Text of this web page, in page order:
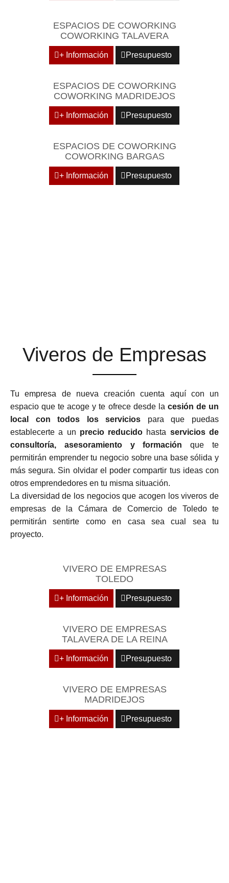
ESPACIOS DE COWORKING
COWORKING TALAVERA
+ Información Presupuesto
ESPACIOS DE COWORKING
COWORKING MADRIDEJOS
+ Información Presupuesto
ESPACIOS DE COWORKING
COWORKING BARGAS
+ Información Presupuesto
Viveros de Empresas
Tu empresa de nueva creación cuenta aquí con un
espacio que te acoge y te ofrece desde la cesión de un
local con todos los servicios para que puedas
establecerte a un precio reducido hasta servicios de
consultoría, asesoramiento y formación que te
permitirán emprender tu negocio sobre una base sólida y
más segura. Sin olvidar el poder compartir tus ideas con
otros emprendedores en tu misma situación.
La diversidad de los negocios que acogen los viveros de
empresas de la Cámara de Comercio de Toledo te
permitirán sentirte como en casa sea cual sea tu
proyecto.
VIVERO DE EMPRESAS
TOLEDO
+ Información Presupuesto
VIVERO DE EMPRESAS
TALAVERA DE LA REINA
+ Información Presupuesto
VIVERO DE EMPRESAS
MADRIDEJOS
+ Información Presupuesto